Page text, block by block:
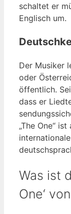
schaltet er
Englisch um.
Der Musiker
oder
öffentlich.
dass er
„The One“
Was ist
One‘